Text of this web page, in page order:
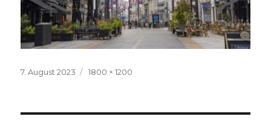
Veröffentlicht
7. August 2023
Volle
1800 × 1200